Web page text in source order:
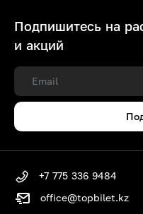
Подпишитесь на
и акций
+7 775 336 9484
office@topbilet.kz